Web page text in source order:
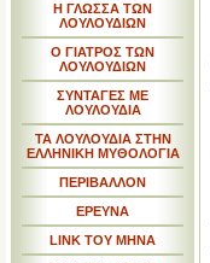
Η ΓΛΩΣΣΑ ΤΩΝ
ΛΟΥΛΟΥΔΙΩΝ
Ο ΓΙΑΤΡΟΣ ΤΩΝ
ΛΟΥΛΟΥΔΙΩΝ
ΣΥΝΤΑΓΕΣ ΜΕ
ΛΟΥΛΟΥΔΙΑ
ΤΑ ΛΟΥΛΟΥΔΙΑ ΣΤΗΝ
ΕΛΛΗΝΙΚΗ ΜΥΘΟΛΟΓΙΑ
ΠΕΡΙΒΑΛΛΟΝ
ΕΡΕΥΝΑ
LINK TOY MHNA